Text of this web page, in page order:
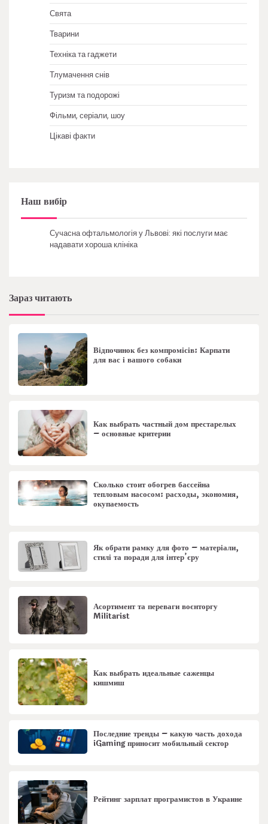
Свята
Тварини
Техніка та гаджети
Тлумачення снів
Туризм та подорожі
Фільми, серіали, шоу
Цікаві факти
Наш вибір
Сучасна офтальмологія у Львові: які послуги має
надавати хороша клініка
Зараз читають
Відпочинок без компромісів: Карпати
для вас і вашого собаки
Как выбрать частный дом престарелых
– основные критерии
Сколько стоит обогрев бассейна
тепловым насосом: расходы, экономия,
окупаемость
Як обрати рамку для фото – матеріали,
стилі та поради для інтер’єру
Асортимент та переваги воєнторгу
Militarist
Как выбрать идеальные саженцы
кишмиш
Последние тренды – какую часть дохода
iGaming приносит мобильный сектор
Рейтинг зарплат програмистов в Украине